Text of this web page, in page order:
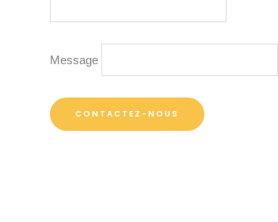
Message
CONTACTEZ-NOUS